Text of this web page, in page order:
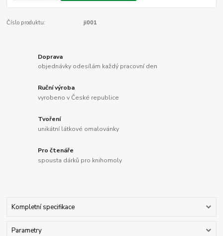
Číslo produktu: ji001
Doprava
objednávky odesílám každý pracovní den
Ruční výroba
vyrobeno v České republice
Tvoření
unikátní látkové omalovánky
Pro čtenáře
spousta dárků pro knihomoly
Kompletní specifikace
Parametry